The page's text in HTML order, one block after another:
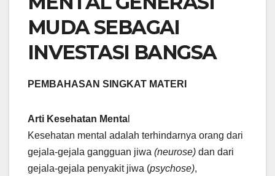
MUDA SEBAGAI
INVESTASI BANGSA
PEMBAHASAN SINGKAT MATERI
Arti Kesehatan Menta
Kesehatan mental adalah terhindarnya orang dari
gejala-gejala gangguan jiwa (neurose) dan dari
gejala-gejala penyakit jiwa (psychose),